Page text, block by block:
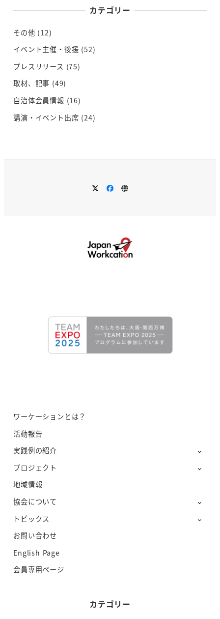
カテゴリー
その他 (12)
イベント主催・後援 (52)
プレスリリース (75)
取材、記事 (49)
自治体会員情報 (16)
講演・イベント出席 (24)
ワーケーションとは？
活動報告
実践例の紹介
プロジェクト
地域情報
協会について
トピックス
お問い合わせ
English Page
会員専用ページ
カテゴリー